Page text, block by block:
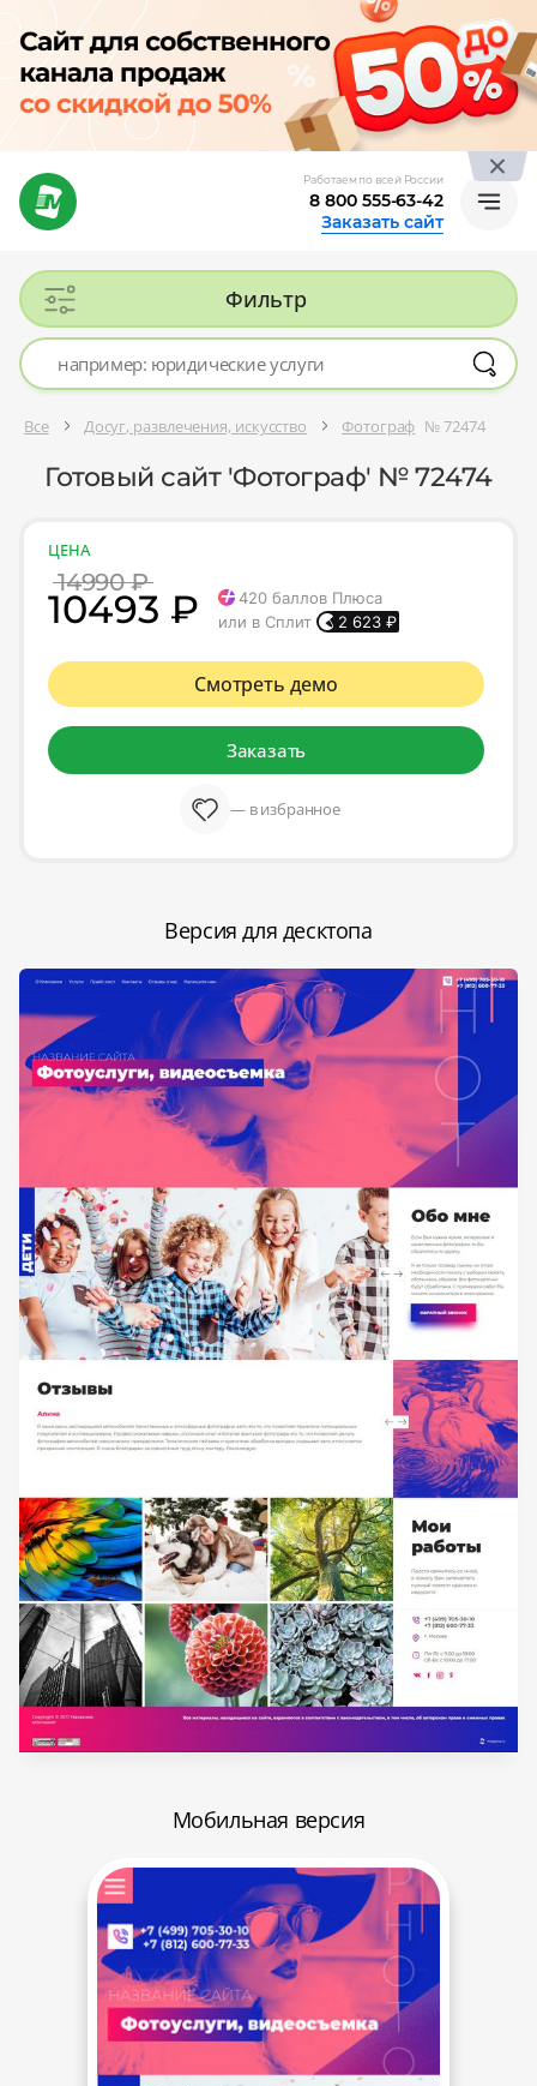
Работаем по всей России
8 800 555-63-42
Заказать сайт
Фильтр
Все Досуг, развлечения, искусство Фотограф № 72474
Готовый сайт 'Фотограф' № 72474
ЦЕНА
14990 ₽
10493 ₽ 420 баллов Плюса
или в Сплит
2 623 ₽
Смотреть демо
Заказать
— в избранное
Версия для десктопа
Мобильная версия